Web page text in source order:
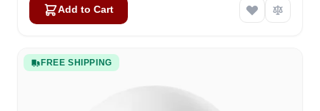
Add to Cart
FREE SHIPPING